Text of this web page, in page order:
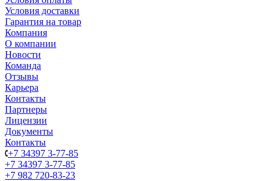
Условия доставки
Гарантия на товар
Компания
О компании
Новости
Команда
Отзывы
Карьера
Контакты
Партнеры
Лицензии
Документы
Контакты
+7 34397 3-77-85
+7 34397 3-77-85
+7 982 720-83-23